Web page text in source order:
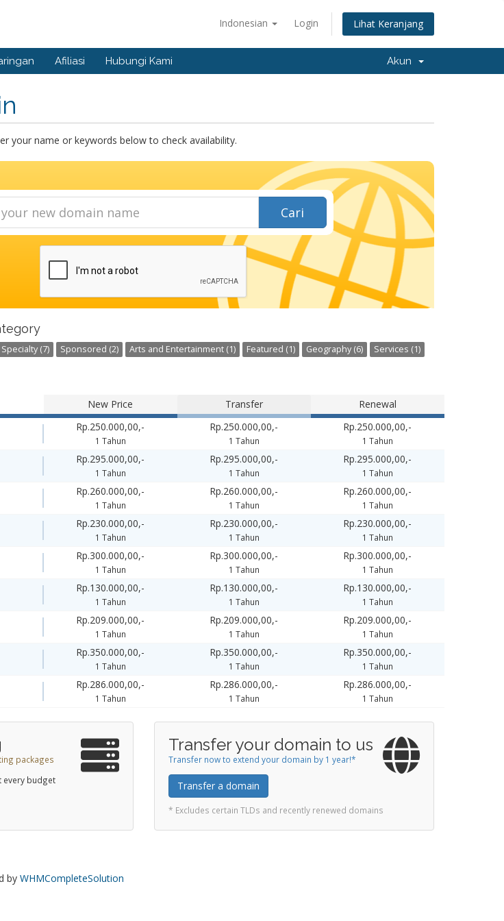
Indonesian Login Lihat Keranjang
Afiliasi Hubungi Kami Akun
your name or keywords below to check availability.
Cari
Specialty (7) Sponsored (2) Arts and Entertainment (1) Featured (1) Geography (6)
Services (1)
New Price Transfer Renewal
Rp.250.000,00,-
1 Tahun
Rp.250.000,00,-
1 Tahun
Rp.250.000,00,-
1 Tahun
Rp.295.000,00,-
1 Tahun
Rp.295.000,00,-
1 Tahun
Rp.295.000,00,-
1 Tahun
Rp.260.000,00,-
1 Tahun
Rp.260.000,00,-
1 Tahun
Rp.260.000,00,-
1 Tahun
Rp.230.000,00,-
1 Tahun
Rp.230.000,00,-
1 Tahun
Rp.230.000,00,-
1 Tahun
Rp.300.000,00,-
1 Tahun
Rp.300.000,00,-
1 Tahun
Rp.300.000,00,-
1 Tahun
Rp.130.000,00,-
1 Tahun
Rp.130.000,00,-
1 Tahun
Rp.130.000,00,-
1 Tahun
Rp.209.000,00,-
1 Tahun
Rp.209.000,00,-
1 Tahun
Rp.209.000,00,-
1 Tahun
Rp.350.000,00,-
1 Tahun
Rp.350.000,00,-
1 Tahun
Rp.350.000,00,-
1 Tahun
Rp.286.000,00,-
1 Tahun
Rp.286.000,00,-
1 Tahun
Rp.286.000,00,-
1 Tahun
packages
every budget
Transfer your domain to us
Transfer now to extend your domain by 1 year!*
Transfer a domain
* Excludes certain TLDs and recently renewed domains
by WHMCompleteSolution